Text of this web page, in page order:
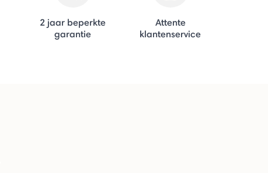
2 jaar beperkte
garantie
Attente
klantenservice